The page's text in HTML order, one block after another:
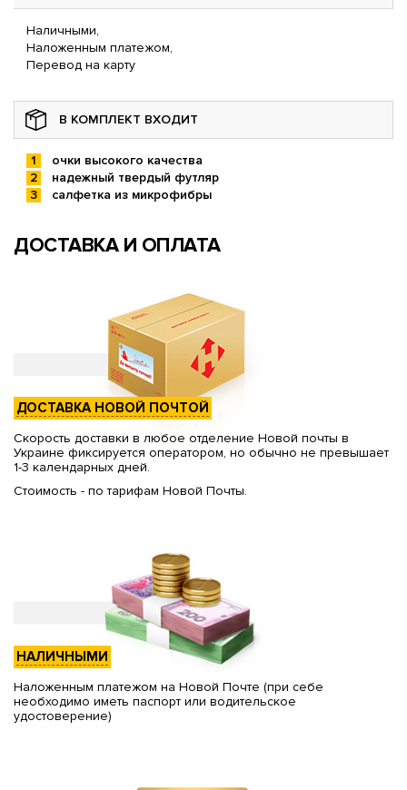
Наличными,
Наложенным платежом,
Перевод на карту
В КОМПЛЕКТ ВХОДИТ
очки высокого качества
надежный твердый футляр
салфетка из микрофибры
ДОСТАВКА И ОПЛАТА
ДОСТАВКА НОВОЙ ПОЧТОЙ
Скорость доставки в любое отделение Новой почты в
Украине фиксируется оператором, но обычно не превышает
1-3 календарных дней.
Стоимость - по тарифам Новой Почты.
НАЛИЧНЫМИ
Наложенным платежом на Новой Почте (при себе
необходимо иметь паспорт или водительское
удостоверение)